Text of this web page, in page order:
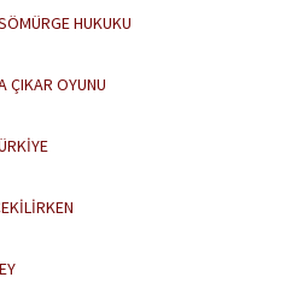
HUKUKU
ÇIKAR OYUNU